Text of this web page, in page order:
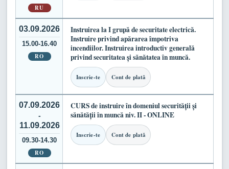
RU
03.09.2026
15.00-16.40
RO
Instruirea la I grupă de securitate electrică.
Instruire privind apărarea împotriva
incendiilor. Instruirea introductiv generală
privind securitatea și sănătatea în muncă.
Inscrie-te Cont de plată
07.09.2026
-
11.09.2026
09.30-14.30
RO
CURS de instruire în domeniul securității și
sănătății în muncă niv. II - ONLINE
Inscrie-te Cont de plată